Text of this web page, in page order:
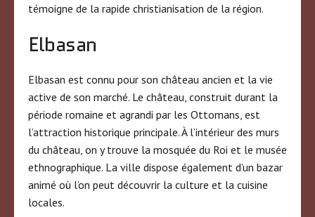
témoigne de la rapide christianisation de la région.
Elbasan
Elbasan est connu pour son château ancien et la vie
active de son marché. Le château, construit durant la
période romaine et agrandi par les Ottomans, est
l’attraction historique principale. À l’intérieur des murs
du château, on y trouve la mosquée du Roi et le musée
ethnographique. La ville dispose également d’un bazar
animé où l’on peut découvrir la culture et la cuisine
locales.